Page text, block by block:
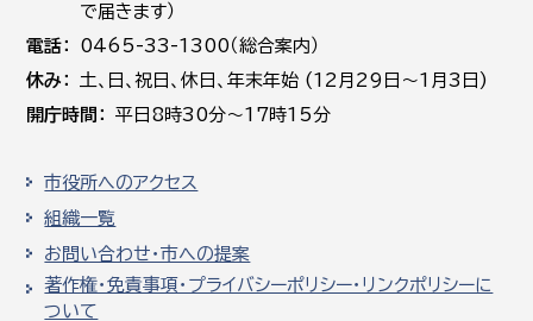
で届きます）
電話
0465-33-1300（総合案内）
休み
土､日､祝日、休日、年末年始 (12月29日～1月3日)
開庁時間
平日8時30分～17時15分
市役所へのアクセス
組織一覧
お問い合わせ・市への提案
著作権・免責事項・プライバシーポリシー・リンクポリシーに
ついて